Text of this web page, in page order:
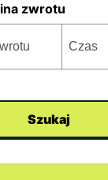
zwrotu
Szukaj